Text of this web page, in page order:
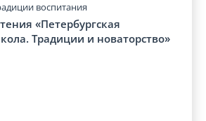
воспитания
«Петербургская
Традиции и новаторство»